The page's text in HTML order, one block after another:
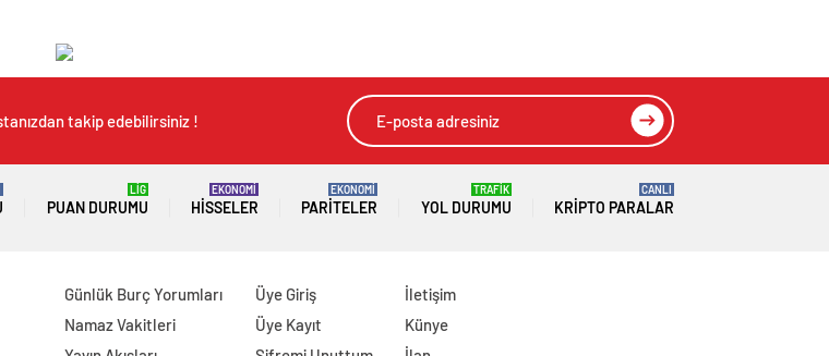
takip edebilirsiniz !
PUAN DURUMU
LİG
HISSELER
EKONOMİ
PARITELER
EKONOMİ
YOL DURUMU
TRAFİK
KRIPTO PARALAR
CANLI
Günlük Burç Yorumları
Namaz Vakitleri
Üye Giriş
Üye Kayıt
İletişim
Künye